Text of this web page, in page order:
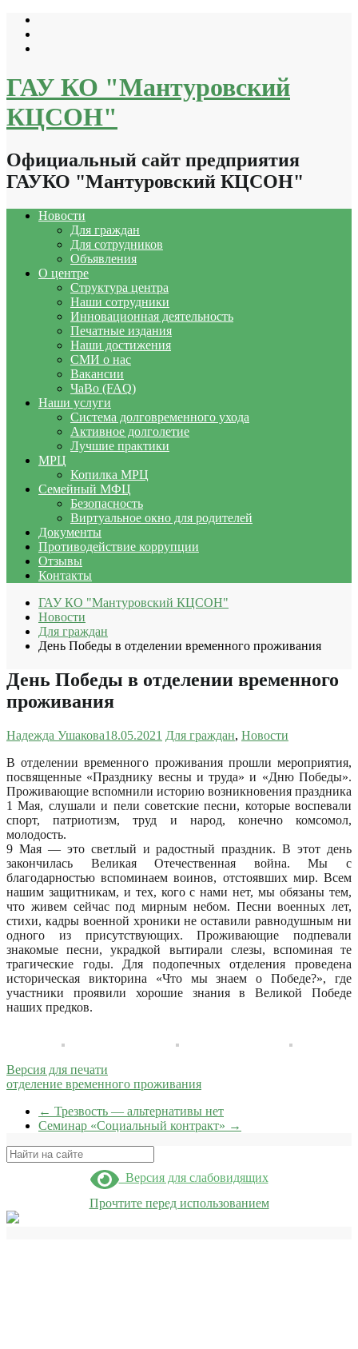
Перейти
содержимому
ГАУ КО "Мантуровский
КЦСОН"
Официальный сайт предприятия
ГАУКО "Мантуровский КЦСОН"
Новости
Для граждан
Для сотрудников
Объявления
О центре
Структура центра
Наши сотрудники
Инновационная деятельность
Печатные издания
Наши достижения
СМИ о нас
Вакансии
ЧаВо (FAQ)
Наши услуги
Система долговременного ухода
Активное долголетие
Лучшие практики
МРЦ
Копилка МРЦ
Семейный МФЦ
Безопасность
Виртуальное окно для родителей
Документы
Противодействие коррупции
Отзывы
Контакты
ГАУ КО "Мантуровский КЦСОН"
Новости
Для граждан
День Победы в отделении временного проживания
День Победы в отделении временного
проживания
Надежда Ушакова18.05.2021 Для граждан, Новости
В отделении временного проживания прошли мероприятия,
посвященные «Празднику весны и труда» и «Дню Победы».
Проживающие вспомнили историю возникновения праздника
1 Мая, слушали и пели советские песни, которые воспевали
спорт, патриотизм, труд и народ, конечно комсомол,
молодость.
9 Мая — это светлый и радостный праздник. В этот день
закончилась Великая Отечественная война. Мы с
благодарностью вспоминаем воинов, отстоявших мир. Всем
нашим защитникам, и тех, кого с нами нет, мы обязаны тем,
что живем сейчас под мирным небом. Песни военных лет,
стихи, кадры военной хроники не оставили равнодушным ни
одного из присутствующих. Проживающие подпевали
знакомые песни, украдкой вытирали слезы, вспоминая те
трагические годы. Для подопечных отделения проведена
историческая викторина «Что мы знаем о Победе?», где
участники проявили хорошие знания в Великой Победе
наших предков.
Версия для печати
отделение временного проживания
← Трезвость — альтернативы нет
Семинар «Социальный контракт» →
Поиск
Версия для слабовидящих
Прочтите перед использованием